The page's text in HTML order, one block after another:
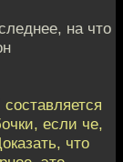
на что
если че,
что